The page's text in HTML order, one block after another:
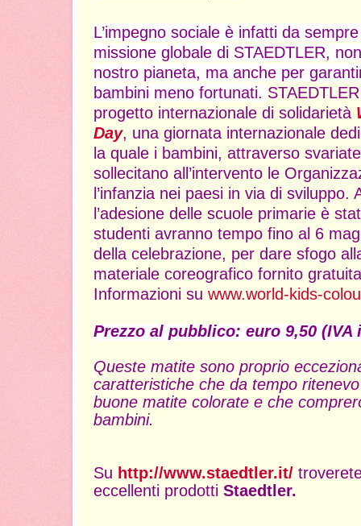
L’impegno sociale è infatti da
missione globale di STAEDTLER,
nostro pianeta, ma anche per
bambini meno fortunati.
progetto internazionale di solidarietà
Day, una giornata internazionale
la quale i bambini, attraverso
sollecitano all’intervento le
l’infanzia nei paesi in via di sviluppo.
l’adesione delle scuole primarie è
studenti avranno tempo fino al 6
della celebrazione, per dare sfogo
materiale coreografico fornito
Informazioni su www.world-kids-
Prezzo al pubblico: euro 9,50 (IVA
Queste matite sono proprio
caratteristiche che da tempo
buone matite colorate e che
bambini.
Su http://www.staedtler.it/
eccellenti prodotti Staedtler.